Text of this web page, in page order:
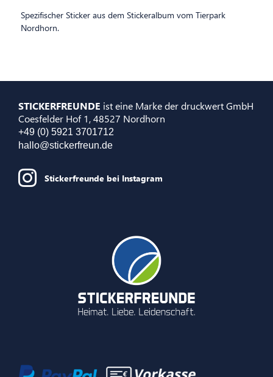
Spezifischer Sticker aus dem Stickeralbum vom Tierpark
Nordhorn.
STICKERFREUNDE ist eine Marke der druckwert GmbH
Coesfelder Hof 1, 48527 Nordhorn
+49 (0) 5921 3701712
hallo@stickerfreun.de
Stickerfreunde bei Instagram